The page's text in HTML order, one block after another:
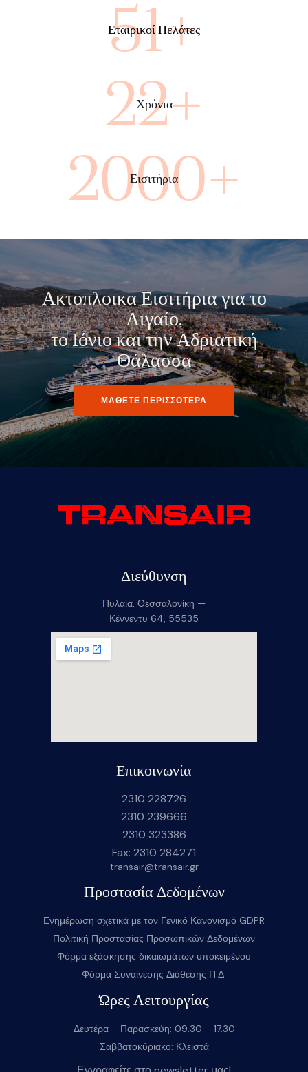
89+
Εταιρικοί Πελάτες
40+
Χρόνια
3520+
Εισιτήρια
Ακτοπλοικα Εισιτήρια για το
Αιγαίο,
το Ιόνιο και την Αδριατική
Θάλασσα
ΜΑΘΕΤΕ ΠΕΡΙΣΣΟΤΕΡΑ
Διεύθυνση
Πυλαία, Θεσσαλονίκη —
Κέννεντυ 64, 55535
Επικοινωνία
2310 228726
2310 239666
2310 323386
Fax: 2310 284271
transair@transair.gr
Προστασία Δεδομένων
Ενημέρωση σχετικά με τον Γενικό Κανονισμό GDPR
Πολιτική Προστασίας Προσωπικών Δεδομένων
Φόρμα εξάσκησης δικαιωμάτων υποκειμένου
Φόρμα Συναίνεσης Διάθεσης Π.Δ.
Ώρες Λειτουργίας
Δευτέρα – Παρασκεύη: 09.30 – 17.30
Σαββατοκύριακο: Κλειστά